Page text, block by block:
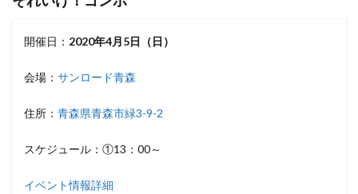
開催日： 2020年4月5日（日）
会場： サンロード青森
住所： 青森県青森市緑3-9-2
スケジュール：①13：00～
イベント情報詳細